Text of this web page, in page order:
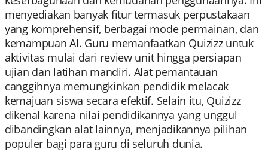
menyediakan banyak fitur termasuk perpustakaan
yang komprehensif, berbagai mode permainan, dan
kemampuan AI. Guru memanfaatkan Quizizz untuk
aktivitas mulai dari review unit hingga persiapan
ujian dan latihan mandiri. Alat pemantauan
canggihnya memungkinkan pendidik melacak
kemajuan siswa secara efektif. Selain itu, Quizizz
dikenal karena nilai pendidikannya yang unggul
dibandingkan alat lainnya, menjadikannya pilihan
populer bagi para guru di seluruh dunia.